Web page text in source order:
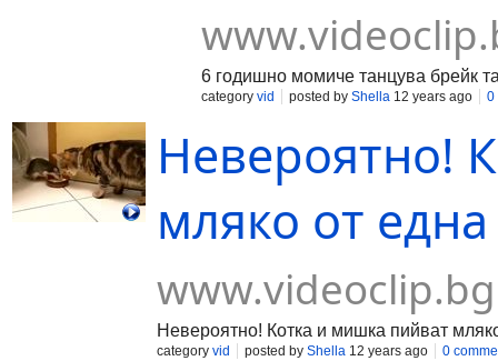
6 годишно момиче танцува брейк
category vid posted by Shella 12 years ago 0
Невероятно!
мляко от
www.videoclip.bg
Невероятно! Котка и мишка пийват
category vid posted by Shella 12 years ago 0